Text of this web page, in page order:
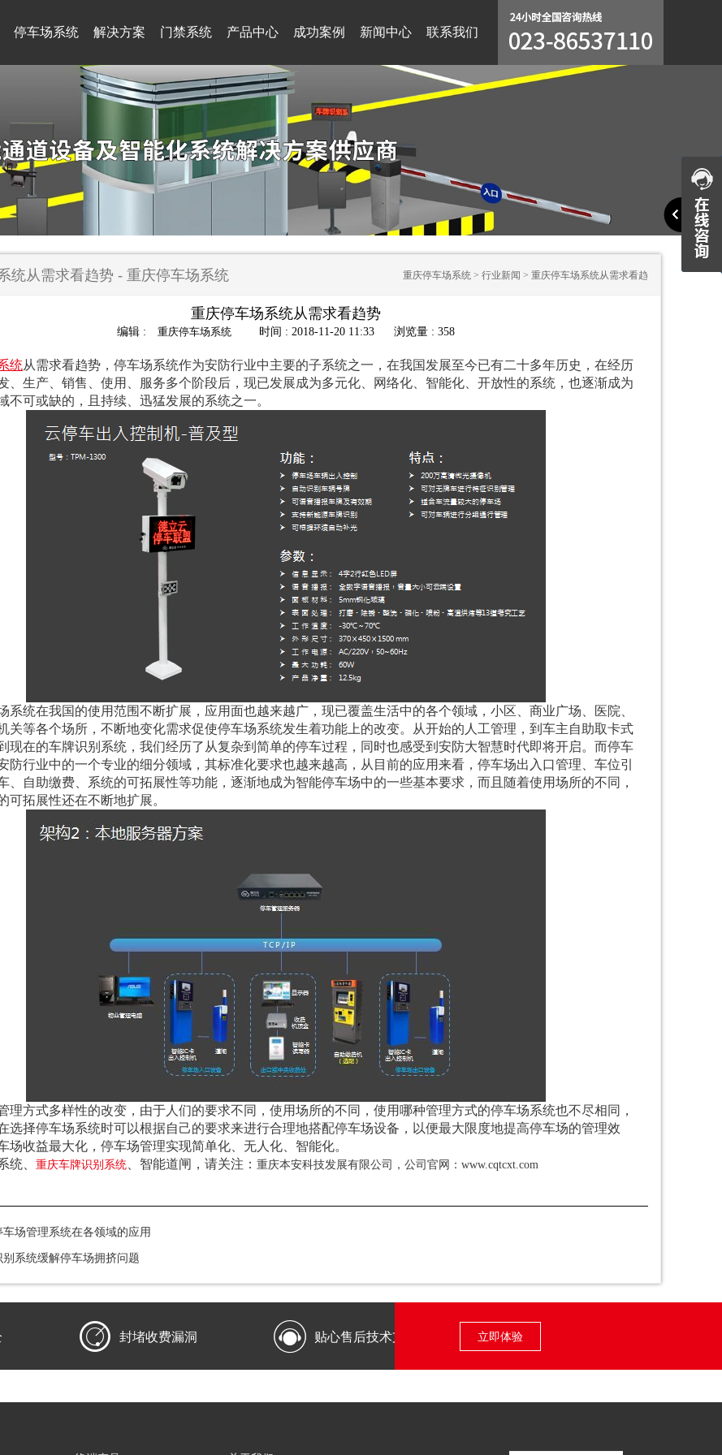
停车场系统 解决方案 门禁系统 产品中心 成功案例 新闻中心 联系我们
统从需求看趋势 - 重庆停车场系统 重庆停车场系统 > 行业新闻 > 重庆停车场系统从需求看趋
重庆停车场系统从需求看趋势
编辑 : 重庆停车场系统 时间 : 2018-11-20 11:33 浏览量 : 358
统从需求看趋势，停车场系统作为安防行业中主要的子系统之一，在我国发展至今已有二十多年历史，在经历
、生产、销售、使用、服务多个阶段后，现已发展成为多元化、网络化、智能化、开放性的系统，也逐渐成为
不可或缺的，且持续、迅猛发展的系统之一。
系统在我国的使用范围不断扩展，应用面也越来越广，现已覆盖生活中的各个领域，小区、商业广场、医院、
关等各个场所，不断地变化需求促使停车场系统发生着功能上的改变。从开始的人工管理，到车主自助取卡式
现在的车牌识别系统，我们经历了从复杂到简单的停车过程，同时也感受到安防大智慧时代即将开启。而停车
防行业中的一个专业的细分领域，其标准化要求也越来越高，从目前的应用来看，停车场出入口管理、车位引
、自助缴费、系统的可拓展性等功能，逐渐地成为智能停车场中的一些基本要求，而且随着使用场所的不同，
可拓展性还在不断地扩展。
理方式多样性的改变，由于人们的要求不同，使用场所的不同，使用哪种管理方式的停车场系统也不尽相同，
选择停车场系统时可以根据自己的要求来进行合理地搭配停车场设备，以便最大限度地提高停车场的管理效
场收益最大化，停车场管理实现简单化、无人化、智能化。
统、 重庆车牌识别系统 、智能道闸，请关注： 重庆本安科技发展有限公司，公司官网：www.cqtcxt.com
车场管理系统在各领域的应用
别系统缓解停车场拥挤问题
 封堵收费漏洞  贴心售后技术支持 立即体验